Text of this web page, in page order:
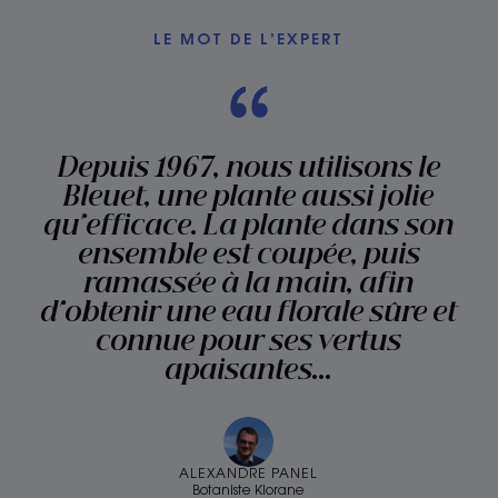
LE MOT DE L’EXPERT
Depuis 1967, nous utilisons le
Bleuet, une plante aussi jolie
qu'efficace. La plante dans son
ensemble est coupée, puis
ramassée à la main, afin
d'obtenir une eau florale sûre et
connue pour ses vertus
apaisantes…
ALEXANDRE PANEL
Botaniste Klorane